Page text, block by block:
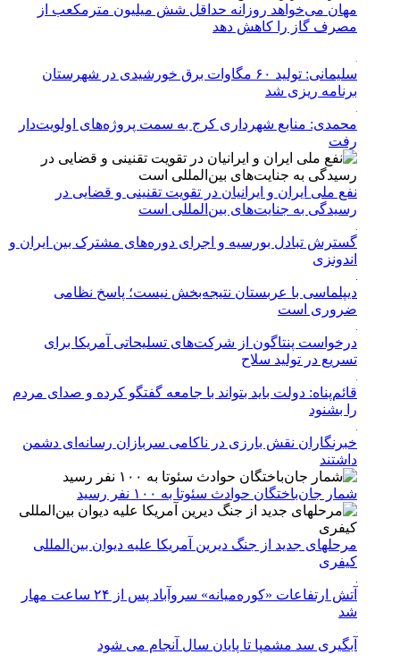
مهان می‌خواهد روزانه حداقل شش میلیون مترمکعب از
مصرف گاز را کاهش دهد
سلیمانی: تولید ۶۰ مگاوات برق خورشیدی در شهرستان
برنامه ریزی شد
محمدی: منابع شهرداری کرج به سمت پروژه‌های اولویت‌دار
رفت
نفع ملی ایران و ایرانیان در تقویت تقنینی و قضایی در
رسیدگی به جنایت‌های بین‌المللی است
گسترش تبادل بورسیه و اجرای دوره‌های مشترک بین ایران و
اندونزی
دیپلماسی با عربستان نتیجه‌بخش نیست؛ پاسخ نظامی
ضروری است
درخواست پنتاگون از شرکت‌های تسلیحاتی آمریکا برای
تسریع در تولید سلاح
قائم‌پناه: دولت باید بتواند با جامعه گفتگو کرده و صدای مردم
را بشنود
خبرنگاران نقش بارزی در ناکامی سربازان رسانه‌ای دشمن
داشتند
شمار جان‌باختگان حوادث سئوتا به ۱۰۰ نفر رسید
مرحله‎ای جدید از جنگ دیرین آمریکا علیه دیوان بین‌المللی
کیفری
آتش ارتفاعات «کوره‌میانه» سروآباد پس از ۲۴ ساعت مهار
شد
آبگیری سد مشمپا تا پایان سال آنجام می شود